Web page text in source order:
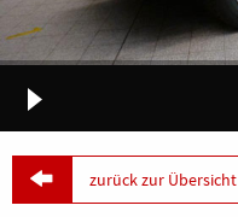
 zurück zur Übersicht